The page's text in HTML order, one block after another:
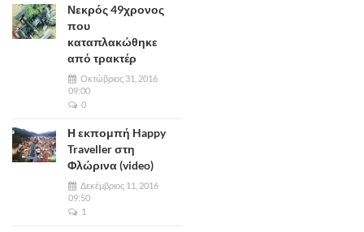
Νεκρός 49χρονος
που
καταπλακώθηκε
από τρακτέρ
Οκτώβριος 31, 2016
09:00
0
Η εκπομπή Happy
Traveller στη
Φλώρινα (video)
Δεκέμβριος 11, 2016
09:50
1